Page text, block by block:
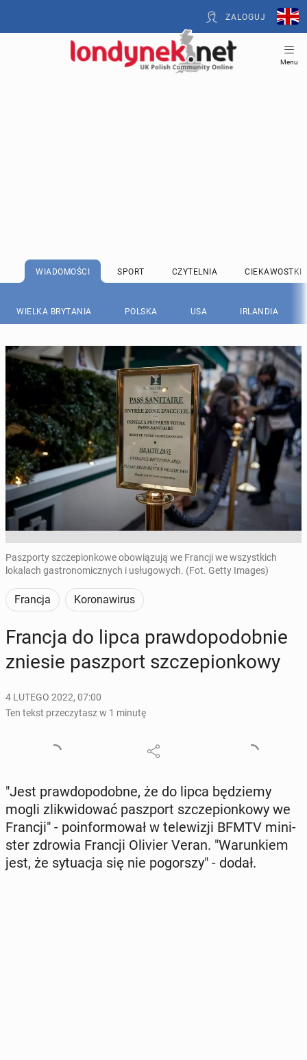
ZALOGUJ
Menu
WIADOMOŚCI SPORT CZYTELNIA CIEKAWOSTKI
WIELKA BRYTANIA POLSKA USA IRLANDIA
Paszporty szczepionkowe obowiązują we Francji we wszystkich
lokalach gastronomicznych i usługowych. (Fot. Getty Images)
Francja Koronawirus
Francja do lipca praw­do­po­dob­nie
zniesie pasz­port szcze­pion­ko­wy
4 LUTEGO 2022, 07:00
Ten tekst przeczytasz w 1 minutę
"Jest praw­do­po­dob­ne, że do lipca bę­dzie­my
mogli zli­kwi­do­wać pasz­port szcze­pion­ko­wy we
Francji" - po­in­for­mo­wał w te­le­wi­zji BFMTV mi­ni­
ster zdrowia Francji Olivier Veran. "Wa­run­kiem
jest, że sy­tu­acja się nie po­gor­szy" - dodał.